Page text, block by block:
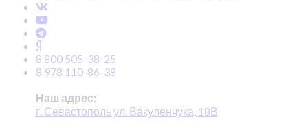
8 800 505-38-25
8 978 110-86-38
Наш адрес:
г. Севастополь ул. Вакуленчука, 18В